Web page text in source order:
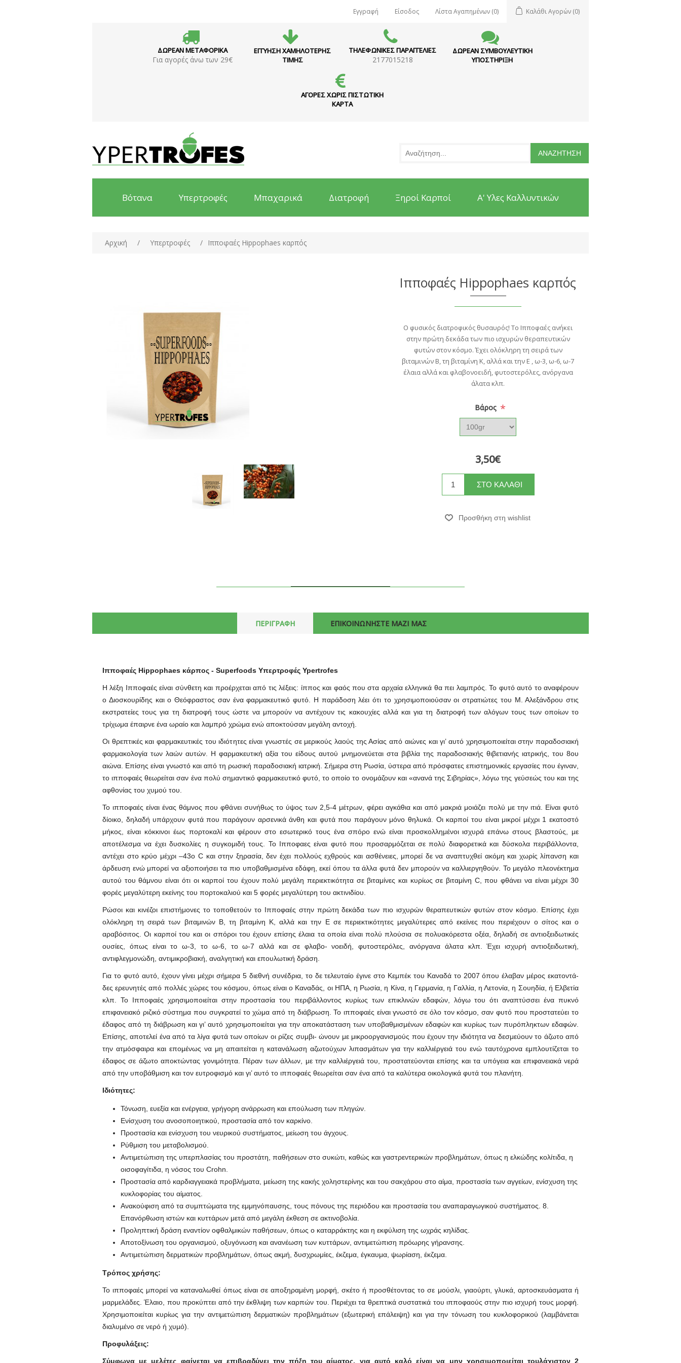
Εγγραφή Είσοδος Λίστα Αγαπημένων (0) Καλάθι Αγορών (0)
ΔΩΡΕΑΝ ΜΕΤΑΦΟΡΙΚΑ
Για αγορές άνω των 29€
ΕΓΓΥΗΣΗ ΧΑΜΗΛΟΤΕΡΗΣ
ΤΙΜΗΣ
ΤΗΛΕΦΩΝΙΚΕΣ ΠΑΡΑΓΓΕΛΙΕΣ
2177015218
ΔΩΡΕΑΝ ΣΥΜΒΟΥΛΕΥΤΙΚΗ
ΥΠΟΣΤΗΡΙΞΗ
ΑΓΟΡΕΣ ΧΩΡΙΣ ΠΙΣΤΩΤΙΚΗ
ΚΑΡΤΑ
Βότανα Υπερτροφές Μπαχαρικά Διατροφή Ξηροί Καρποί Α' Υλες Καλλυντικών
Αρχική / Υπερτροφές / Ιπποφαές Hippophaes καρπός
Ιπποφαές Hippophaes καρπός
Ο φυσικός διατροφικός θυσαυρός! Το Ιπποφαές ανήκει
στην πρώτη δεκάδα των πιο ισχυρών θεραπευτικών
φυτών στον κόσμο. Έχει ολόκληρη τη σειρά των
βιταμινών Β, τη βιταμίνη Κ, αλλά και την Ε , ω-3, ω-6, ω-7
έλαια αλλά και φλαβονοειδή, φυτοστερόλες, ανόργανα
άλατα κλπ.
Bάρος *
3,50€
ΠΕΡΙΓΡΑΦΗ ΕΠΙΚΟΙΝΩΝΗΣΤΕ ΜΑΖΙ ΜΑΣ
Ιπποφαές Hippophaes κάρπος - Superfoods Υπερτροφές Ypertrofes
Η λέξη Ιπποφαές είναι σύνθετη και προέρχεται από τις λέξεις: ίππος και φαός που στα αρχαία ελληνικά θα πει λαμπρός. Το φυτό αυτό το αναφέρουν
ο Διοσκουρίδης και ο Θεόφραστος σαν ένα φαρμακευτικό φυτό. Η παράδοση λέει ότι το χρησιμοποιούσαν οι στρατιώτες του Μ. Αλεξάνδρου στις
εκστρατείες τους για τη διατροφή τους ώστε να μπορούν να αντέχουν τις κακουχίες αλλά και για τη διατροφή των αλόγων τους των οποίων το
τρίχωμα έπαιρνε ένα ωραίο και λαμπρό χρώμα ενώ αποκτούσαν μεγάλη αντοχή.
Οι θρεπτικές και φαρμακευτικές του ιδιότητες είναι γνωστές σε μερικούς λαούς της Ασίας από αιώνες και γι’ αυτό χρησιμοποιείται στην παραδοσιακή
φαρμακολογία των λαών αυτών. Η φαρμακευτική αξία του είδους αυτού μνημονεύεται στα βιβλία της παραδοσιακής θιβετιανής ιατρικής, του 8ου
αιώνα. Επίσης είναι γνωστό και από τη ρωσική παραδοσιακή ιατρική. Σήμερα στη Ρωσία, ύστερα από πρόσφατες επιστημονικές εργασίες που έγιναν,
το ιπποφαές θεωρείται σαν ένα πολύ σημαντικό φαρμακευτικό φυτό, το οποίο το ονομάζουν και «ανανά της Σιβηρίας», λόγω της γεύσεώς του και της
αφθονίας του χυμού του.
Το ιπποφαές είναι ένας θάμνος που φθάνει συνήθως το ύψος των 2,5-4 μέτρων, φέρει αγκάθια και από μακριά μοιάζει πολύ με την ιτιά. Είναι φυτό
δίοικο, δηλαδή υπάρχουν φυτά που παράγουν αρσενικά άνθη και φυτά που παράγουν μόνο θηλυκά. Οι καρποί του είναι μικροί μέχρι 1 εκατοστό
μήκος, είναι κόκκινοι έως πορτοκαλί και φέρουν στο εσωτερικό τους ένα σπόρο ενώ είναι προσκολλημένοι ισχυρά επάνω στους βλαστούς, με
αποτέλεσμα να έχει δυσκολίες η συγκομιδή τους. Το Ιπποφαες είναι φυτό που προσαρμόζεται σε πολύ διαφορετικά και δύσκολα περιβάλλοντα,
αντέχει στο κρύο μέχρι –43ο C και στην ξηρασία, δεν έχει πολλούς εχθρούς και ασθένειες, μπορεί δε να αναπτυχθεί ακόμη και χωρίς λίπανση και
άρδευση ενώ μπορεί να αξιοποιήσει τα πιο υποβαθμισμένα εδάφη, εκεί όπου τα άλλα φυτά δεν μπορούν να καλλιεργηθούν. Το μεγάλο πλεονέκτημα
αυτού του θάμνου είναι ότι οι καρποί του έχουν πολύ μεγάλη περιεκτικότητα σε βιταμίνες και κυρίως σε βιταμίνη C, που φθάνει να είναι μέχρι 30
φορές μεγαλύτερη εκείνης του πορτοκαλιού και 5 φορές μεγαλύτερη του ακτινιδίου.
Ρώσοι και κινέζοι επιστήμονες το τοποθετούν το Ιπποφαές στην πρώτη δεκάδα των πιο ισχυρών θεραπευτικών φυτών στον κόσμο. Επίσης έχει
ολόκληρη τη σειρά των βιταμινών Β, τη βιταμίνη Κ, αλλά και την Ε σε περιεκτικότητες μεγαλύτερες από εκείνες που περιέχουν ο σίτος και ο
αραβόσιτος. Οι καρποί του και οι σπόροι του έχουν επίσης έλαια τα οποία είναι πολύ πλούσια σε πολυακόρεστα οξέα, δηλαδή σε αντιοξειδωτικές
ουσίες, όπως είναι το ω-3, το ω-6, το ω-7 αλλά και σε φλαβο- νοειδή, φυτοστερόλες, ανόργανα άλατα κλπ. Έχει ισχυρή αντιοξειδωτική,
αντιφλεγμονώδη, αντιμικροβιακή, αναλγητική και επουλωτική δράση.
Για το φυτό αυτό, έχουν γίνει μέχρι σήμερα 5 διεθνή συνέδρια, το δε τελευταίο έγινε στο Κεμπέκ του Καναδά το 2007 όπου έλαβαν μέρος εκατοντά-
δες ερευνητές από πολλές χώρες του κόσμου, όπως είναι ο Καναδάς, οι ΗΠΑ, η Ρωσία, η Κίνα, η Γερμανία, η Γαλλία, η Λετονία, η Σουηδία, ή Ελβετία
κλπ. Το Ιπποφαές χρησιμοποιείται στην προστασία του περιβάλλοντος κυρίως των επικλινών εδαφών, λόγω του ότι αναπτύσσει ένα πυκνό
επιφανειακό ριζικό σύστημα που συγκρατεί το χώμα από τη διάβρωση. Το ιπποφαές είναι γνωστό σε όλο τον κόσμο, σαν φυτό που προστατεύει το
έδαφος από τη διάβρωση και γι’ αυτό χρησιμοποιείται για την αποκατάσταση των υποβαθμισμένων εδαφών και κυρίως των πυρόπληκτων εδαφών.
Επίσης, αποτελεί ένα από τα λίγα φυτά των οποίων οι ρίζες συμβι- ώνουν με μικροοργανισμούς που έχουν την ιδιότητα να δεσμεύουν το άζωτο από
την ατμόσφαιρα και επομένως να μη απαιτείται η κατανάλωση αζωτούχων λιπασμάτων για την καλλιέργειά του ενώ ταυτόχρονα εμπλουτίζεται το
έδαφος σε άζωτο αποκτώντας γονιμότητα. Πέραν των άλλων, με την καλλιέργειά του, προστατεύονται επίσης και τα υπόγεια και επιφανειακά νερά
από την υποβάθμιση και τον ευτροφισμό και γι’ αυτό το ιπποφαές θεωρείται σαν ένα από τα καλύτερα οικολογικά φυτά του πλανήτη.
Ιδιότητες:
Τόνωση, ευεξία και ενέργεια, γρήγορη ανάρρωση και επούλωση των πληγών.
Ενίσχυση του ανοσοποιητικού, προστασία από τον καρκίνο.
Προστασία και ενίσχυση του νευρικού συστήματος, μείωση του άγχους.
Ρύθμιση του μεταβολισμού.
Αντιμετώπιση της υπερπλασίας του προστάτη, παθήσεων στο συκώτι, καθώς και γαστρεντερικών προβλημάτων, όπως η ελκώδης κολίτιδα, η
οισοφαγίτιδα, η νόσος του Crohn.
Προστασία από καρδιαγγειακά προβλήματα, μείωση της κακής χοληστερίνης και του σακχάρου στο αίμα, προστασία των αγγείων, ενίσχυση της
κυκλοφορίας του αίματος.
Ανακούφιση από τα συμπτώματα της εμμηνόπαυσης, τους πόνους της περιόδου και προστασία του αναπαραγωγικού συστήματος. 8.
Επανόρθωση ιστών και κυττάρων μετά από μεγάλη έκθεση σε ακτινοβολία.
Προληπτική δράση εναντίον οφθαλμικών παθήσεων, όπως ο καταρράκτης και η εκφύλιση της ωχράς κηλίδας.
Αποτοξίνωση του οργανισμού, οξυγόνωση και ανανέωση των κυττάρων, αντιμετώπιση πρόωρης γήρανσης.
Αντιμετώπιση δερματικών προβλημάτων, όπως ακμή, δυσχρωμίες, έκζεμα, έγκαυμα, ψωρίαση, έκζεμα.
Τρόπος χρήσης:
Το ιπποφαές μπορεί να καταναλωθεί όπως είναι σε αποξηραμένη μορφή, σκέτο ή προσθέτοντας το σε μούσλι, γιαούρτι, γλυκά, αρτοσκευάσματα ή
μαρμελάδες. Έλαιο, που προκύπτει από την έκθλιψη των καρπών του. Περιέχει τα θρεπτικά συστατικά του ιπποφαούς στην πιο ισχυρή τους µορφή.
Χρησιµοποιείται κυρίως για την αντιµετώπιση δερµατικών προβληµάτων (εξωτερική επάλειψη) και για την τόνωση του κυκλοφορικού (λαµβάνεται
διαλυµένο σε νερό ή χυµό).
Προφυλάξεις:
Σύμφωνα με μελέτες φαίνεται να επιβραδύνει την πήξη του αίματος, για αυτό καλό είναι να μην χρησιμοποιείται τουλάχιστον 2